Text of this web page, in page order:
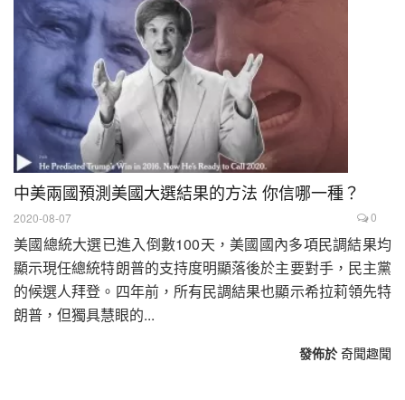
中美兩國預測美國大選結果的方法 你信哪一種？
2020-08-07 0
美國總統大選已進入倒數100天，美國國內多項民調結果均
顯示現任總統特朗普的支持度明顯落後於主要對手，民主黨
的候選人拜登。四年前，所有民調結果也顯示希拉莉領先特
朗普，但獨具慧眼的...
發佈於 奇聞趣聞